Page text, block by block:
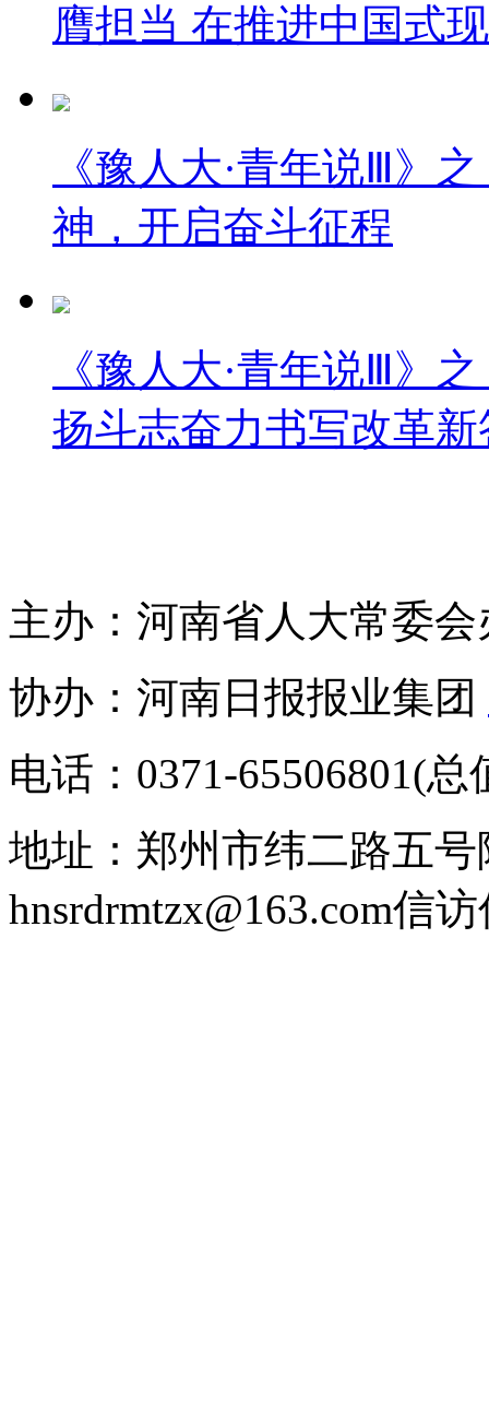
膺担当 在推进中国式
《豫人大·青年说Ⅲ》
神，开启奋斗征程
《豫人大·青年说Ⅲ》
扬斗志奋力书写改革新
主办：河南省人大常委
协办：河南日报报业集团
电话：0371-65506801(总
地址：郑州市纬二路五号
hnsrdrmtzx@163.com信访